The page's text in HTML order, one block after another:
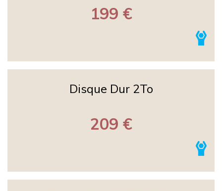
199 €
Disque Dur 2To
209 €